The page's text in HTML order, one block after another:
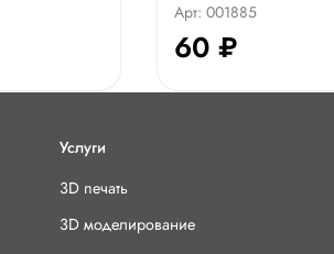
Арт: 001885
60 ₽
Услуги
3D печать
3D моделирование